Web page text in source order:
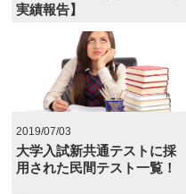
実績報告】
2019/07/03
大学入試新共通テストに採
用された民間テスト一覧！